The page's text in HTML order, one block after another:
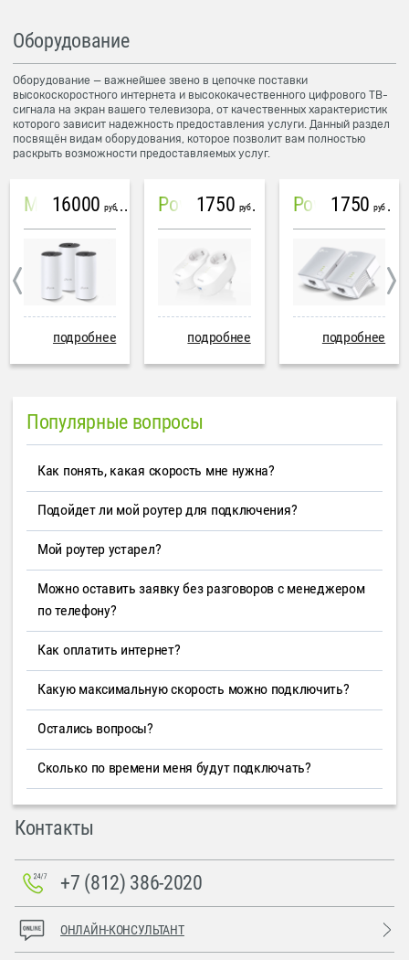
Оборудование
Оборудование — важнейшее звено в цепочке поставки
высокоскоростного интернета и высококачественного цифрового ТВ-
сигнала на экран вашего телевизора, от качественных характеристик
которого зависит надежность предоставления услуги. Данный раздел
посвящён видам оборудования, которое позволит вам полностью
раскрыть возможности предоставляемых услуг.
Mesh система TP-Link Deco M4 (3 устройства)
16000 руб
подробнее
PowerLine Tenda PH6
1750 руб
подробнее
PowerLine TP-Link AV600
1750 руб
подробнее
Популярные вопросы
Как понять, какая скорость мне нужна?
Подойдет ли мой роутер для подключения?
Мой роутер устарел?
Можно оставить заявку без разговоров с менеджером
по телефону?
Как оплатить интернет?
Какую максимальную скорость можно подключить?
Остались вопросы?
Сколько по времени меня будут подключать?
Контакты
+7 (812) 386-2020
ОНЛАЙН-КОНСУЛЬТАНТ